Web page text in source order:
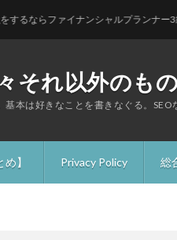
それ以外のもの
本は好きなことを書きなぐる。SEO
】 Privacy Policy 総
ファイナンシャルプランナー3級から！